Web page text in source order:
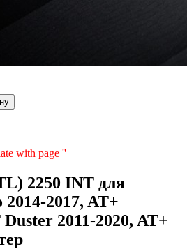
with page ''
2250 INT для
2017, AT+
2011-2020, AT+